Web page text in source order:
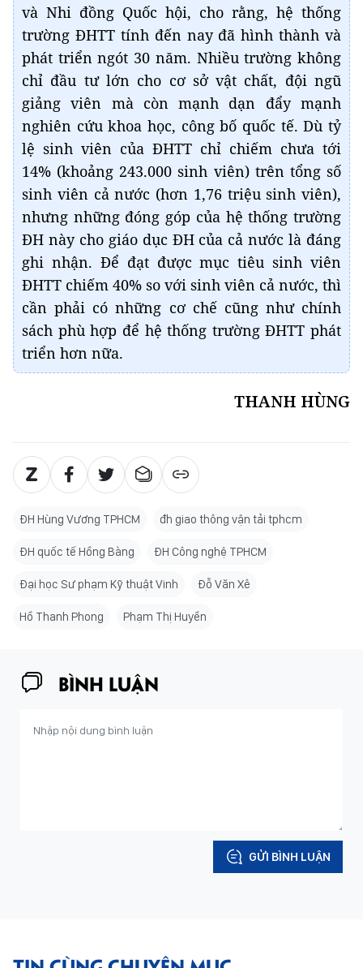
và Nhi đồng Quốc hội, cho rằng, hệ thống
trường ĐHTT tính đến nay đã hình thành và
phát triển ngót 30 năm. Nhiều trường không
chỉ đầu tư lớn cho cơ sở vật chất, đội ngũ
giảng viên mà còn mạnh dạn đẩy mạnh
nghiên cứu khoa học, công bố quốc tế. Dù tỷ
lệ sinh viên của ĐHTT chỉ chiếm chưa tới
14% (khoảng 243.000 sinh viên) trên tổng số
sinh viên cả nước (hơn 1,76 triệu sinh viên),
nhưng những đóng góp của hệ thống trường
ĐH này cho giáo dục ĐH của cả nước là đáng
ghi nhận. Để đạt được mục tiêu sinh viên
ĐHTT chiếm 40% so với sinh viên cả nước, thì
cần phải có những cơ chế cũng như chính
sách phù hợp để hệ thống trường ĐHTT phát
triển hơn nữa.
THANH HÙNG
ĐH Hùng Vương TPHCM đh giao thông vận tải tphcm
ĐH quốc tế Hồng Bàng ĐH Công nghệ TPHCM
Đại học Sư phạm Kỹ thuật Vinh Đỗ Văn Xê
Hồ Thanh Phong Phạm Thị Huyền
BÌNH LUẬN
GỬI BÌNH LUẬN